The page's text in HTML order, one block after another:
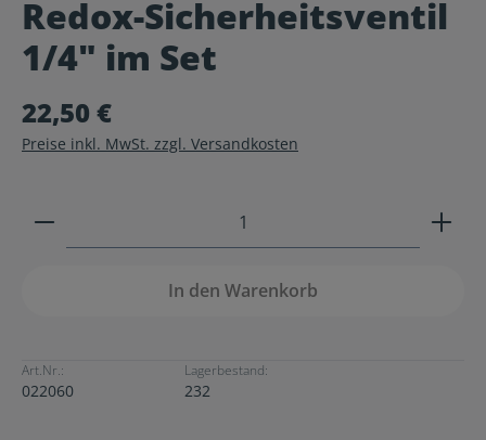
Durchschnittliche Bewertung von 0 von 5 Sternen
Redox-Sicherheitsventil
1/4" im Set
22,50 €
Preise inkl. MwSt. zzgl. Versandkosten
Produkt Anzahl: Gib den gewünschten Wert ein
In den Warenkorb
Art.Nr.:
022060
Lagerbestand:
232